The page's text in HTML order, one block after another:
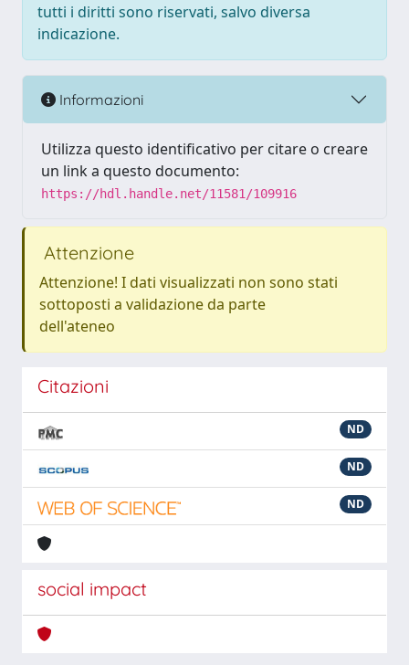
tutti i diritti sono riservati, salvo diversa
indicazione.
Informazioni
Utilizza questo identificativo per citare o creare
un link a questo documento:
https://hdl.handle.net/11581/109916
Attenzione
Attenzione! I dati visualizzati non sono stati
sottoposti a validazione da parte
dell'ateneo
Citazioni
ND
ND
ND
social impact